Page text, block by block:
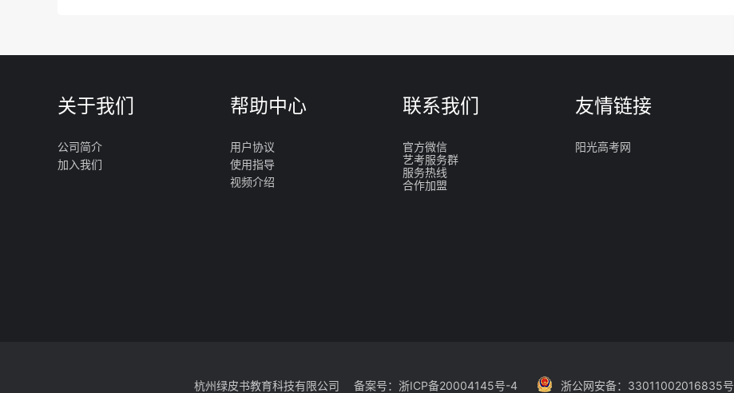
关于我们
公司简介
加入我们
帮助中心
用户协议
使用指导
视频介绍
联系我们
官方微信
艺考服务群
服务热线
合作加盟
友情链接
阳光高考网
杭州绿皮书教育科技有限公司 备案号： 浙ICP备20004145号-4 浙公网安备：33011002016835号